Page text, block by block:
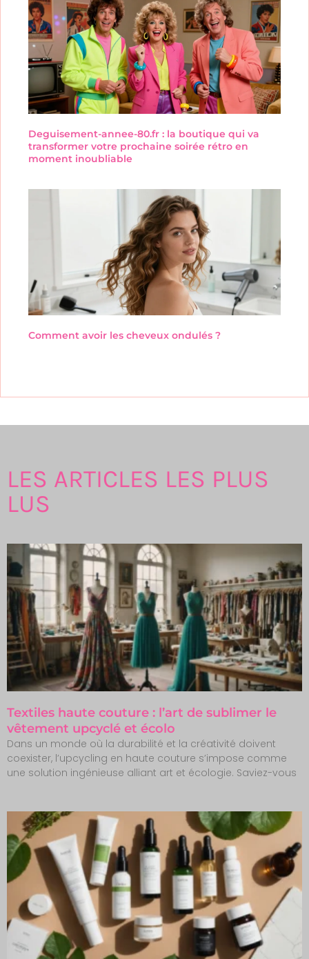
Deguisement-annee-80.fr : la boutique qui va
transformer votre prochaine soirée rétro en
moment inoubliable
Comment avoir les cheveux ondulés ?
LES ARTICLES LES PLUS
LUS
Textiles haute couture : l’art de sublimer le
vêtement upcyclé et écolo
Dans un monde où la durabilité et la créativité doivent
coexister, l’upcycling en haute couture s’impose comme
une solution ingénieuse alliant art et écologie. Saviez-vous